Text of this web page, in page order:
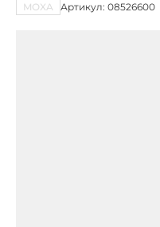
MOXA Артикул: 08526600